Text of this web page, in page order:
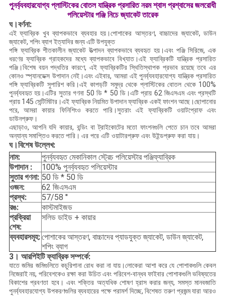
পুনর্ব্যবহারযোগ্য প্লাস্টিকের বোতল যান্ত্রিক প্রসারিত নরম শ্বাস প্রশ্বাসের জলরোধী
পলিয়েস্টার পঞ্জি নিচে জ্যাকেট তারেক
ঘ।বর্ণনা:
এই ফ্যাব্রিক খুব ব্যাপকভাবে ব্যবহার হয়।পোশাকের আস্তরণ, বাচ্চাদের জ্যাকেট, ডাউন
জ্যাকেট, শপিং ব্যাগ ইত্যাদির জন্য এটি উপযুক্ত
পঙ্গি ফ্যাব্রিক শীতকালীন জ্যাকেট উত্পাদন ব্যাপকভাবে ব্যবহৃত হয়।এবং পঞ্জি সিরিজে, এক
ধরণের ফ্যাব্রিক গ্রাহকদের মধ্যে ব্যাপকভাবে বিখ্যাত।এই ফ্যাব্রিকটি যান্ত্রিক প্রসারিত
পঞ্জি।বিশেষ বয়ন পদ্ধতির কারণে, এই ফ্যাব্রিকটির স্থিতিস্থাপক প্রভাব রয়েছে তবে এর
কোনও স্প্যানডেক্স উপাদান নেই।এবং এইবার, আমরা এই পুনর্ব্যবহারযোগ্য যান্ত্রিক প্রসারিত
পঙ্গি ফ্যাব্রিকটি সুপারিশ করি।এই কাপড়টি সমুদ্র থেকে প্লাস্টিকের বোতল থেকে 100%
পুনর্ব্যবহৃত হয়।এটির সুতার গণনা 50 ডি * 50 ডি।এটি প্রায় 62 জিএসএম এবং প্রস্থটি
প্রায় 145 সেন্টিমিটার।এই ফ্যাব্রিক নিয়মিত উপাদান ফ্যাব্রিক একই ফাংশন আছে।ছোপানোর
পরে, আমরা কায়ার ফিনিশিংও করতে পারি।সুতরাং এই ফ্যাব্রিকটি ওয়াটপ্রোফ এবং
ডাউনপ্রুফ।
এছাড়াও, আপনি যদি কায়ার, বন্ডিং বা ট্রাইকোটের মতো ফাংশনগুলি পেতে চান তবে আমরা
অন্যান্য সমাপ্তিও করতে পারি। এর পরে এটি ওয়াটারপ্রুফ এবং উইন্ডপ্রুফ করা যায়।
ঘ।বিশেষ উল্লেখ:
নাম:
পুনর্ব্যবহৃত মেকানিকাল স্ট্রেচ পলিয়েস্টার পঞ্জিফ্যাব্রিক
উপাদান :
100% পুনর্ব্যবহৃত পলিয়েস্টার
সুতার গণনা: 50 ডি * 50 ডি
ওজন:
62 জিএসএম
প্রস্থ:
57/58 ''
রঙ:
কাস্টমাইজড
প্রক্রিয়া
শেষ:
সলিড ডাইড + কায়ার
ব্যবহারসমূহ:পোশাকের আস্তরণ, বাচ্চাদের প্যাডযুক্ত জ্যাকেট, ডাউন জ্যাকেট,
শপিং ব্যাগ
3। আরপিইটি ফ্যাব্রিক সম্পর্কে:
যাতে জমির জমিগুলিতে কচুরিপানা রোধ করা না যায়।লোকেরা আশা করে যে পোশাকগুলি কেবল
নিজেরাই নয়, পরিবেশকেও রক্ষা করা উচিত এবং পরিবেশ-বান্ধব ফাইবার পোশাকগুলি ভবিষ্যতের
বিকাশের প্রবণতা হবে। এবং শক্তির অত্যধিক শোষণ হ্রাস করার জন্য, সমস্ত মানবজাতি
পুনর্ব্যবহারযোগ্য উপকরণগুলির ব্যবহারের পক্ষে পরামর্শ দিচ্ছে, বিশেষত তরুণ প্রজন্ম যারা আরও